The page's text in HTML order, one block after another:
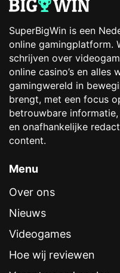
SuperBigWin is een
online gamingplatform.
schrijven over
online casino’s en alles
gamingwereld in
brengt, met een focus
betrouwbare
en onafhankelijke
content.
Menu
Over ons
Nieuws
Videogames
Hoe wij reviewen